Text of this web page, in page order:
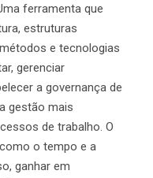
ferramenta que
estruturas
e tecnologias
gerenciar
a governança de
gestão mais
de trabalho. O
o tempo e a
ganhar em